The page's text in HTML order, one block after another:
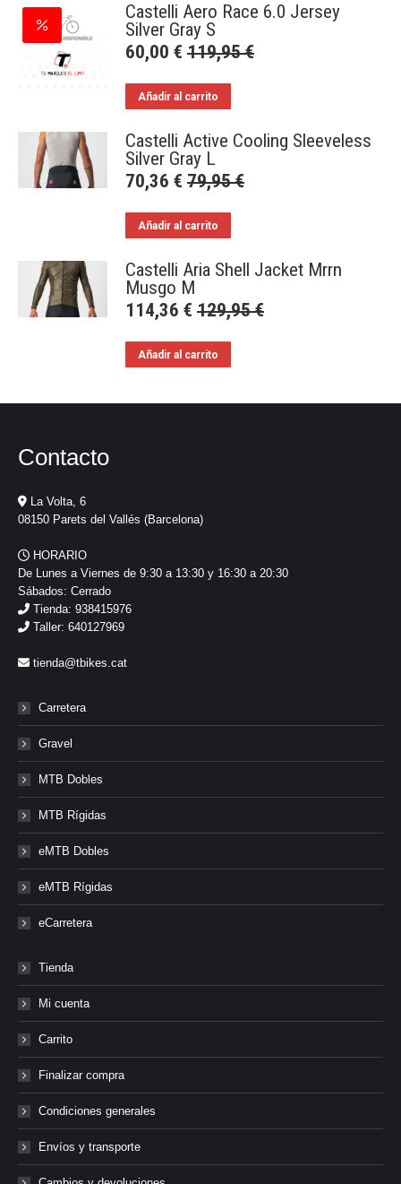
Castelli Aero Race 6.0 Jersey
Silver Gray S
60,00 € 119,95€
Añadir al carrito
Castelli Active Cooling Sleeveless
Silver Gray L
70,36 € 79,95€
Añadir al carrito
Castelli Aria Shell Jacket Mrrn
Musgo M
114,36 € 129,95€
Añadir al carrito
Contacto
La Volta, 6
08150 Parets del Vallés (Barcelona)
HORARIO
De Lunes a Viernes de 9:30 a 13:30 y 16:30 a 20:30
Sábados: Cerrado
Tienda: 938415976
Taller: 640127969
tienda@tbikes.cat
Carretera
Gravel
MTB Dobles
MTB Rígidas
eMTB Dobles
eMTB Rígidas
eCarretera
Tienda
Mi cuenta
Carrito
Finalizar compra
Condiciones generales
Envíos y transporte